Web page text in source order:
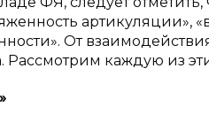
артикуляции»,
От
каждую из